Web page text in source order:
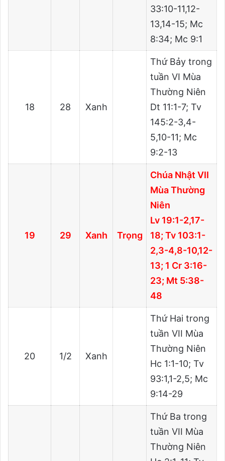
33:10-11,12-
13,14-15; Mc
8:34; Mc 9:1
18 28 Xanh
Thứ Bảy trong
tuần VI Mùa
Thường Niên
Dt 11:1-7; Tv
145:2-3,4-
5,10-11; Mc
9:2-13
19 29 Xanh Trọng
Chúa Nhật VII
Mùa Thường
Niên
Lv 19:1-2,17-
18; Tv 103:1-
2,3-4,8-10,12-
13; 1 Cr 3:16-
23; Mt 5:38-
48
20 1/2 Xanh
Thứ Hai trong
tuần VII Mùa
Thường Niên
Hc 1:1-10; Tv
93:1,1-2,5; Mc
9:14-29
Thứ Ba trong
tuần VII Mùa
Thường Niên